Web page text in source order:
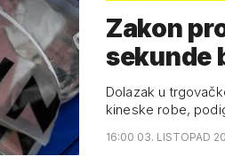
Zakon
sekunde
Dolazak u
kineske robe,
16:00 03. LISTOPAD